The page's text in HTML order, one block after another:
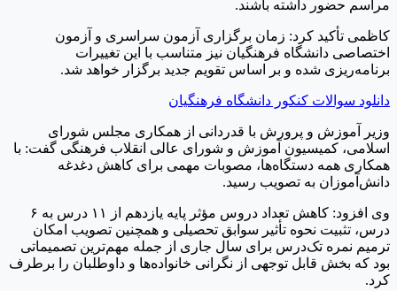
مراسم حضور داشته باشند.
کاظمی تأکید کرد: زمان برگزاری آزمون سراسری و آزمون
اختصاصی دانشگاه فرهنگیان نیز متناسب با این تغییرات
برنامه‌ریزی شده و بر اساس تقویم جدید برگزار خواهد شد.
دانلود سوالات کنکور دانشگاه فرهنگیان
وزیر آموزش و پرورش با قدردانی از همکاری مجلس شورای
اسلامی، کمیسیون آموزش و شورای عالی انقلاب فرهنگی گفت: با
همکاری همه دستگاه‌ها، مصوبات مهمی برای کاهش دغدغه
دانش‌آموزان به تصویب رسید.
وی افزود: کاهش تعداد دروس مؤثر پایه یازدهم از ۱۱ درس به ۶
درس، تثبیت نحوه تأثیر سوابق تحصیلی و همچنین تصویب امکان
ترمیم نمره تک‌درس برای سال جاری از جمله مهم‌ترین تصمیماتی
بود که بخش قابل توجهی از نگرانی خانواده‌ها و داوطلبان را برطرف
کرد.